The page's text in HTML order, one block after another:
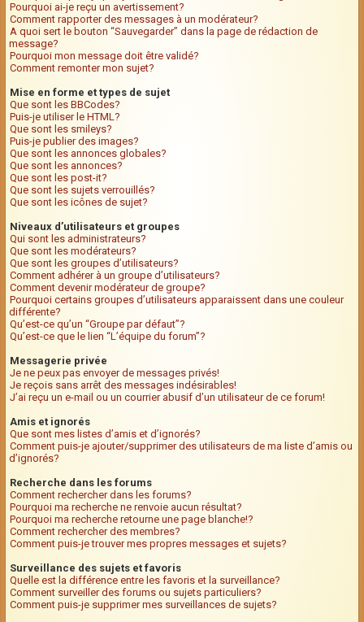
Pourquoi ai-je reçu un avertissement?
Comment rapporter des messages à un modérateur?
A quoi sert le bouton “Sauvegarder” dans la page de rédaction de
message?
Pourquoi mon message doit être validé?
Comment remonter mon sujet?
Mise en forme et types de sujet
Que sont les BBCodes?
Puis-je utiliser le HTML?
Que sont les smileys?
Puis-je publier des images?
Que sont les annonces globales?
Que sont les annonces?
Que sont les post-it?
Que sont les sujets verrouillés?
Que sont les icônes de sujet?
Niveaux d’utilisateurs et groupes
Qui sont les administrateurs?
Que sont les modérateurs?
Que sont les groupes d’utilisateurs?
Comment adhérer à un groupe d’utilisateurs?
Comment devenir modérateur de groupe?
Pourquoi certains groupes d’utilisateurs apparaissent dans une couleur
différente?
Qu’est-ce qu’un “Groupe par défaut”?
Qu’est-ce que le lien “L’équipe du forum”?
Messagerie privée
Je ne peux pas envoyer de messages privés!
Je reçois sans arrêt des messages indésirables!
J’ai reçu un e-mail ou un courrier abusif d’un utilisateur de ce forum!
Amis et ignorés
Que sont mes listes d’amis et d’ignorés?
Comment puis-je ajouter/supprimer des utilisateurs de ma liste d’amis ou
d’ignorés?
Recherche dans les forums
Comment rechercher dans les forums?
Pourquoi ma recherche ne renvoie aucun résultat?
Pourquoi ma recherche retourne une page blanche!?
Comment rechercher des membres?
Comment puis-je trouver mes propres messages et sujets?
Surveillance des sujets et favoris
Quelle est la différence entre les favoris et la surveillance?
Comment surveiller des forums ou sujets particuliers?
Comment puis-je supprimer mes surveillances de sujets?